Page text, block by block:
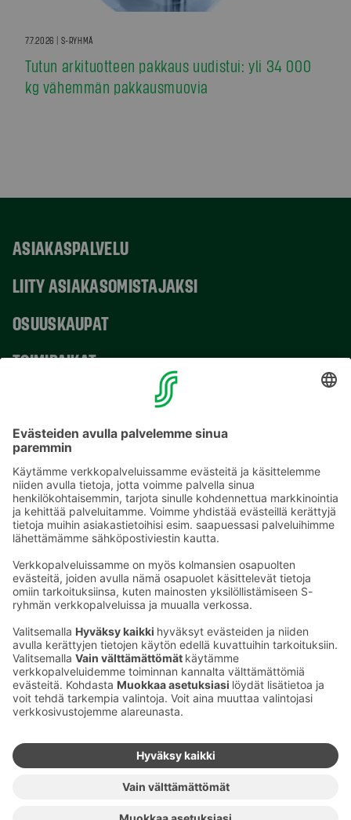
7.7.2026 | S-RYHMÄ
Tutun arkituotteen pakkaus uudistui: yli 34 000
kg vähemmän pakkausmuovia
ASIAKASPALVELU
LIITY ASIAKASOMISTAJAKSI
OSUUSKAUPAT
TOIMIPAIKAT
Sähköpostiosoitteet S-ryhmässä ovat muotoa
etunimi.sukunimi@sok.fi
Seuraa meitä:
Muuta evästeasetuksia